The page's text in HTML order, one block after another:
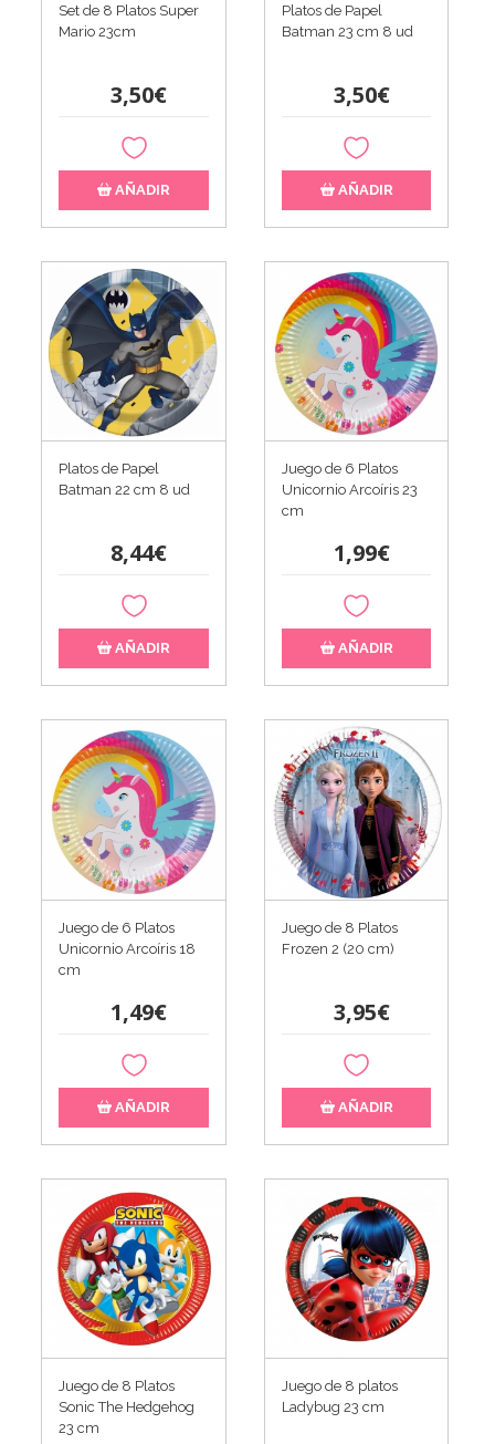
Set de 8 Platos Super
Mario 23cm
3,50€
AÑADIR
Platos de Papel
Batman 23 cm 8 ud
3,50€
AÑADIR
Platos de Papel
Batman 22 cm 8 ud
8,44€
AÑADIR
Juego de 6 Platos
Unicornio Arcoíris 23
cm
1,99€
AÑADIR
Juego de 6 Platos
Unicornio Arcoíris 18
cm
1,49€
AÑADIR
Juego de 8 Platos
Frozen 2 (20 cm)
3,95€
AÑADIR
Juego de 8 Platos
Sonic The Hedgehog
23 cm
Juego de 8 platos
Ladybug 23 cm